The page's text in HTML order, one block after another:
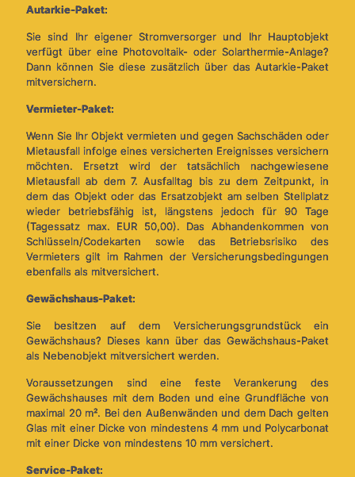
Autarkie-Paket:
Sie sind Ihr eigener Stromversorger und Ihr Hauptobjekt
verfügt über eine Photovoltaik- oder Solarthermie-Anlage?
Dann können Sie diese zusätzlich über das Autarkie-Paket
mitversichern.
Vermieter-Paket:
Wenn Sie Ihr Objekt vermieten und gegen Sachschäden oder
Mietausfall infolge eines versicherten Ereignisses versichern
möchten. Ersetzt wird der tatsächlich nachgewiesene
Mietausfall ab dem 7. Ausfalltag bis zu dem Zeitpunkt, in
dem das Objekt oder das Ersatzobjekt am selben Stellplatz
wieder betriebsfähig ist, längstens jedoch für 90 Tage
(Tagessatz max. EUR 50,00). Das Abhandenkommen von
Schlüsseln/Codekarten sowie das Betriebsrisiko des
Vermieters gilt im Rahmen der Versicherungsbedingungen
ebenfalls als mitversichert.
Gewächshaus-Paket:
Sie besitzen auf dem Versicherungsgrundstück ein
Gewächshaus? Dieses kann über das Gewächshaus-Paket
als Nebenobjekt mitversichert werden.
Voraussetzungen sind eine feste Verankerung des
Gewächshauses mit dem Boden und eine Grundfläche von
maximal 20 m². Bei den Außenwänden und dem Dach gelten
Glas mit einer Dicke von mindestens 4 mm und Polycarbonat
mit einer Dicke von mindestens 10 mm versichert.
Service-Paket: